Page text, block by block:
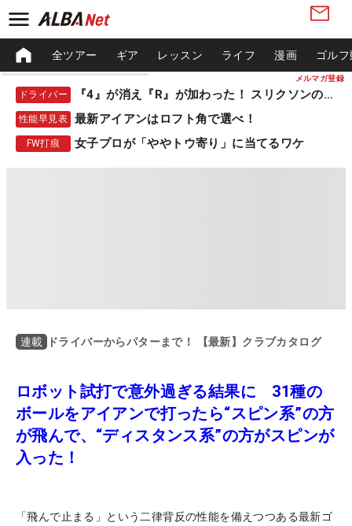
メルマガ登録
全ツアー ギア レッスン ライフ 漫画 ゴル
ドライバー 『4』が消え『R』が加わった！ スリクソンの新作
性能早見表 最新アイアンはロフト角で選べ！
FW打痕 女子プロが「ややトウ寄り」に当てるワケ
連載 ドライバーからパターまで！ 【最新】クラブカタログ
ロボット試打で意外過ぎる結果に 31種の
ボールをアイアンで打ったら“スピン系”の方
が飛んで、“ディスタンス系”の方がスピンが
入った！
「飛んで止まる」という二律背反の性能を備えつつある最新ゴ